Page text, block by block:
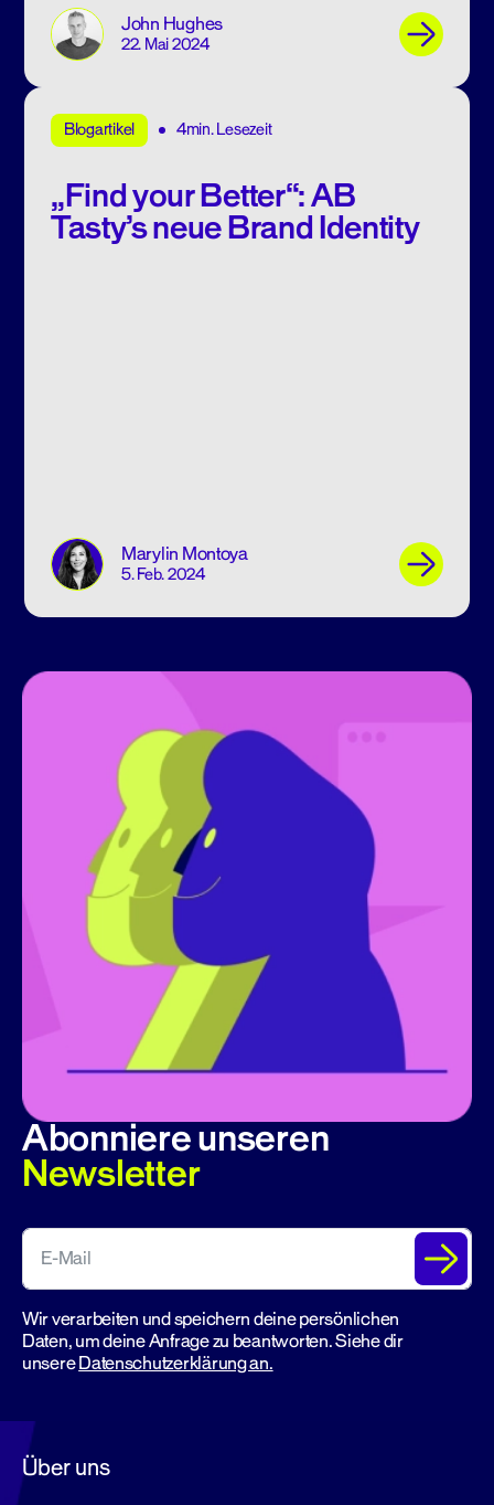
John Hughes
22. Mai 2024
Blogartikel 4min. Lesezeit
„Find your Better“: AB
Tasty’s neue Brand Identity
Marylin Montoya
5. Feb. 2024
Abonniere unseren
Newsletter
Wir verarbeiten und speichern deine persönlichen
Daten, um deine Anfrage zu beantworten. Siehe dir
unsereDatenschutzerklärung an.
Über uns